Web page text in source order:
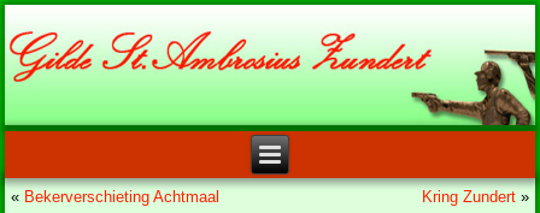
« Bekerverschieting Achtmaal Kring Zundert»